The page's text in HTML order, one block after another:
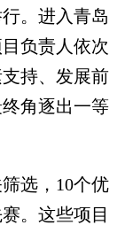
。进入青岛
负责人依次
持、发展前
角逐出一等
选，10个优
。这些项目